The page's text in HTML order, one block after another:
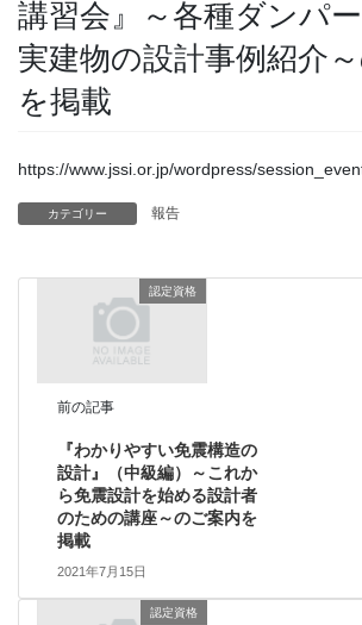
講習会』～各種ダンパ
実建物の設計事例紹介
を掲載
https://www.jssi.or.jp/wordpress/
カテゴリー 報告
認定資格
前の記事
『わかりやすい免震構造の
設計』（中級編）～これか
ら免震設計を始める設計者
のための講座～のご案内を
掲載
2021年7月15日
認定資格